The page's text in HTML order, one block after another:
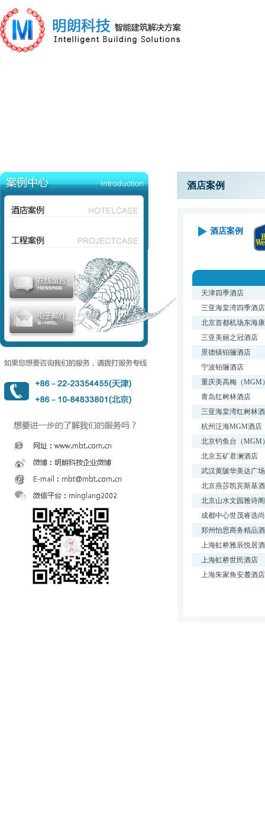
酒店案例
酒店案例
天津四季酒店
三亚海棠湾四季酒店
北京首都机场东海
三亚美丽之冠酒店
景德镇铂骊酒店
宁波铂骊酒店
重庆美高梅（MGM
青岛红树林酒店
三亚海棠湾红树林
杭州泛海MGM酒店
北京钓鱼台（MGM
北京五矿君澜酒店
武汉黄陂华美达广
北京燕莎凯宾斯基
北京山水文园雅诗
成都中心世茂睿选
郑州怡思商务精品
上海虹桥雅辰悦居
上海虹桥世民酒店
上海朱家角安麓酒店